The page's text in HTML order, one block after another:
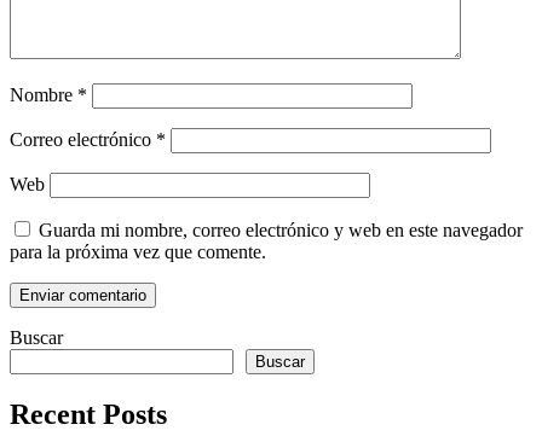
Nombre *
Correo electrónico *
Web
Guarda mi nombre, correo electrónico y web en este navegador
para la próxima vez que comente.
Buscar
Buscar
Recent Posts